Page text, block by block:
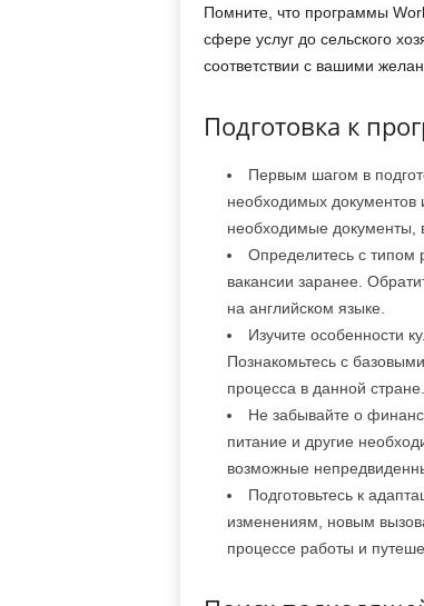
Помните, что программы
сфере услуг до сельского
соответствии с вашими
Подготовка к
Первым шагом в
необходимых документов
необходимые документы,
Определитесь с типом
вакансии заранее.
на английском языке.
Изучите особенности
Познакомьтесь с
процесса в данной стране.
Не забывайте о
питание и другие
возможные
Подготовьтесь к
изменениям, новым
процессе работы и